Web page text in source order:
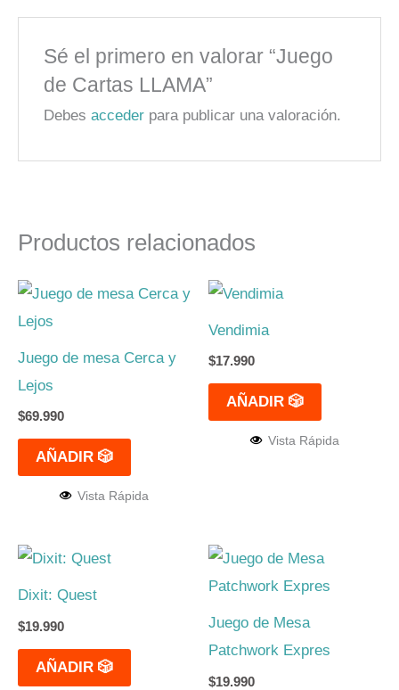
Sé el primero en valorar “Juego
de Cartas LLAMA”
Debesacceder para publicar una valoración.
Productos relacionados
Juego de mesa Cerca y
Lejos
$69.990
AÑADIR 🎲
Vista Rápida
Vendimia
$17.990
AÑADIR 🎲
Vista Rápida
Dixit: Quest
$19.990
AÑADIR 🎲
Juego de Mesa
Patchwork Expres
$19.990